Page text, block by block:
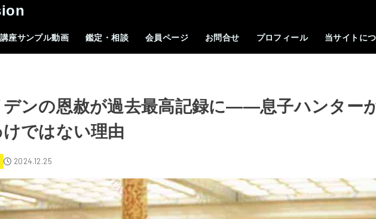
講座サンプル動画 鑑定・相談 会員ページ お問合せ プロフィール 当サイトに
ンの恩赦が過去最高記録に――息子ハンター
ではない理由
2024.12.25